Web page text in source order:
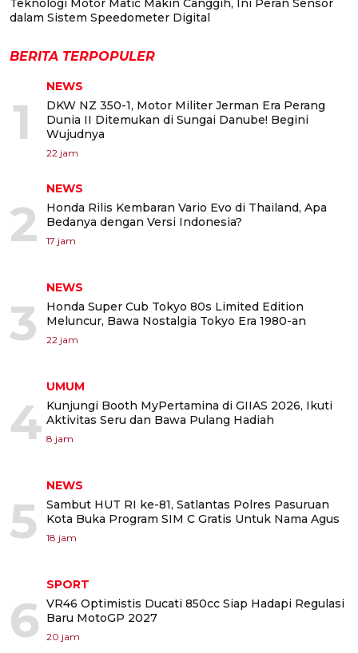
Teknologi Motor Matic Makin Canggih, Ini Peran Sensor
dalam Sistem Speedometer Digital
BERITA TERPOPULER
1
NEWS
DKW NZ 350-1, Motor Militer Jerman Era Perang
Dunia II Ditemukan di Sungai Danube! Begini
Wujudnya
22 jam
2
NEWS
Honda Rilis Kembaran Vario Evo di Thailand, Apa
Bedanya dengan Versi Indonesia?
17 jam
3
NEWS
Honda Super Cub Tokyo 80s Limited Edition
Meluncur, Bawa Nostalgia Tokyo Era 1980-an
22 jam
4
UMUM
Kunjungi Booth MyPertamina di GIIAS 2026, Ikuti
Aktivitas Seru dan Bawa Pulang Hadiah
8 jam
5
NEWS
Sambut HUT RI ke-81, Satlantas Polres Pasuruan
Kota Buka Program SIM C Gratis Untuk Nama Agus
18 jam
6
SPORT
VR46 Optimistis Ducati 850cc Siap Hadapi Regulasi
Baru MotoGP 2027
20 jam